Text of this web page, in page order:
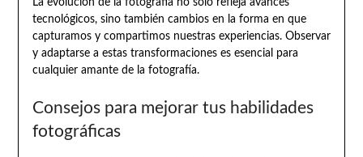
La evolución de la fotografía no solo refleja avances
tecnológicos, sino también cambios en la forma en que
capturamos y compartimos nuestras experiencias. Observar
y adaptarse a estas transformaciones es esencial para
cualquier amante de la fotografía.
Consejos para mejorar tus habilidades
fotográficas